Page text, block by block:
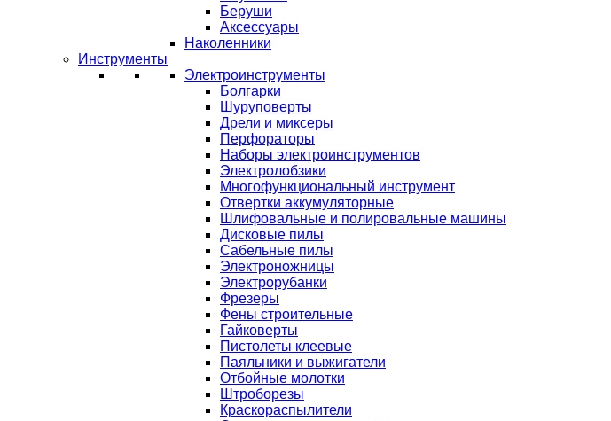
Беруши
Аксессуары
Наколенники
Инструменты
Электроинструменты
Болгарки
Шуруповерты
Дрели и миксеры
Перфораторы
Наборы электроинструментов
Электролобзики
Многофункциональный инструмент
Отвертки аккумуляторные
Шлифовальные и полировальные машины
Дисковые пилы
Сабельные пилы
Электроножницы
Электрорубанки
Фрезеры
Фены строительные
Гайковерты
Пистолеты клеевые
Паяльники и выжигатели
Отбойные молотки
Штроборезы
Краскораспылители